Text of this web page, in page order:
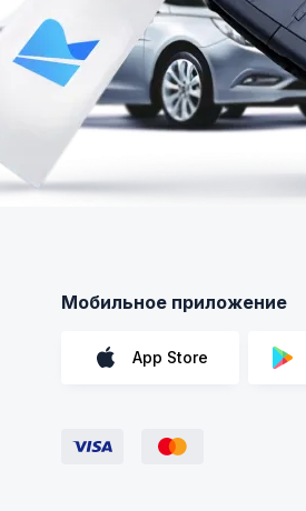
Мобильное приложение
App Store